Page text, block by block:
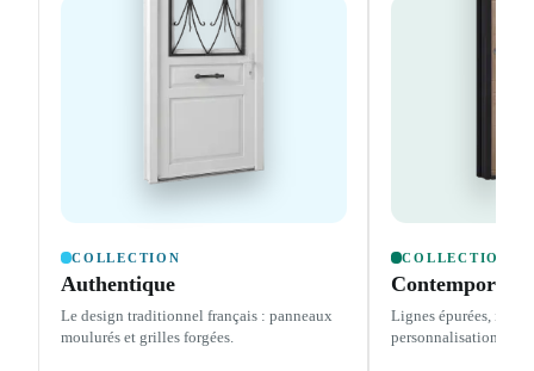
COLLECTION
Authentique
Le design traditionnel français : panneaux
moulurés et grilles forgées.
COLLECTION
Contemporain
Lignes épurées,
personnalisation